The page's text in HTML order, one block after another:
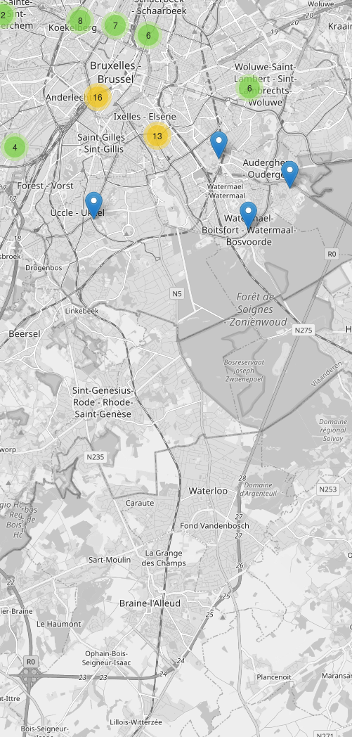
2associations/vereniging
6associations/vereniging
8associations/vereniging
7associations vereniging
4associations/vereniging
6associations/vereniging
13 associations/vereniging
16 associations/vereniging